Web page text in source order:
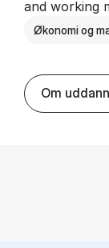
and working
Økonomi og
Om